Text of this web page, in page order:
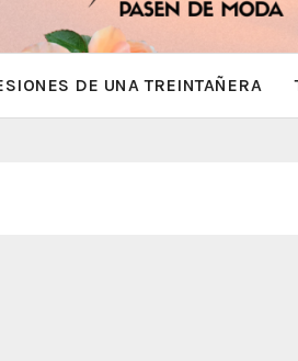
DE UNA TREINTAÑERA